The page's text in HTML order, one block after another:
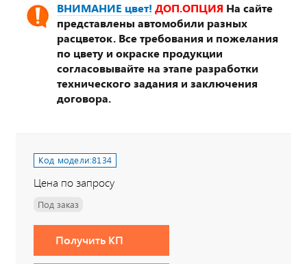
ВНИМАНИЕ цвет! ДОП.ОПЦИЯ На сайте
представлены автомобили разных
расцветок. Все требования и пожелания
по цвету и окраске продукции
согласовывайте на этапе разработки
технического задания и заключения
договора.
Код модели:8134
Цена по запросу
Под заказ
Получить КП